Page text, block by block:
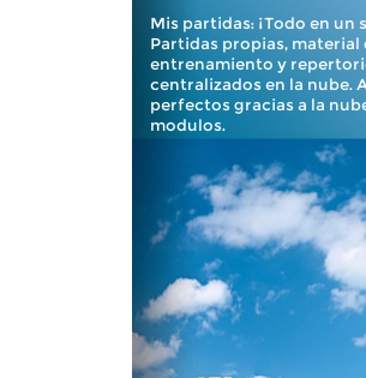
Mis partidas: ¡Todo en un
Partidas propias, material
entrenamiento y
centralizados en la nube.
perfectos gracias a la
modulos.